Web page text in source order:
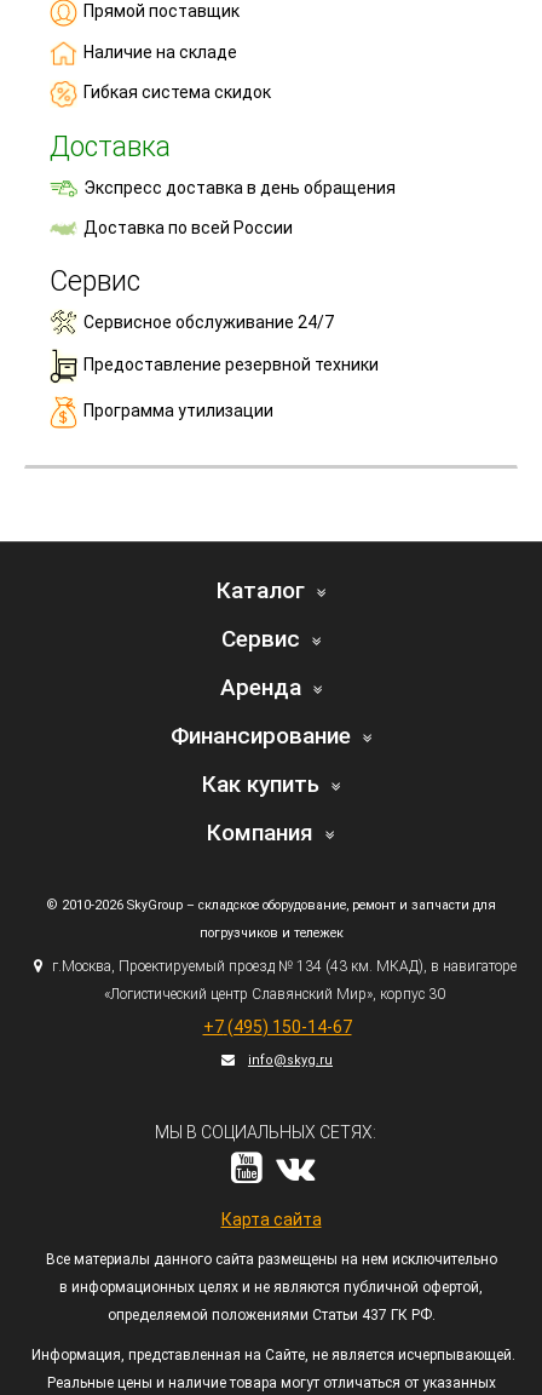
Прямой поставщик
Наличие на складе
Гибкая система скидок
Доставка
Экспресс доставка в день обращения
Доставка по всей России
Сервис
Сервисное обслуживание 24/7
Предоставление резервной техники
Программа утилизации
Каталог
Сервис
Аренда
Финансирование
Как купить
Компания
© 2010-2026 SkyGroup – складское оборудование, ремонт и запчасти для
погрузчиков и тележек
г.Москва, Проектируемый проезд № 134 (43км. МКАД), в навигаторе
«Логистический центр Славянский Мир», корпус 30
+7 (495) 150-14-67
info@skyg.ru
МЫ В СОЦИАЛЬНЫХ СЕТЯХ:
Карта сайта
Все материалы данного сайта размещены на нем исключительно
в информационных целях и не являются публичной офертой,
определяемой положениями Статьи 437 ГК РФ.
Информация, представленная на Сайте, не является исчерпывающей.
Реальные цены и наличие товара могут отличаться от указанных